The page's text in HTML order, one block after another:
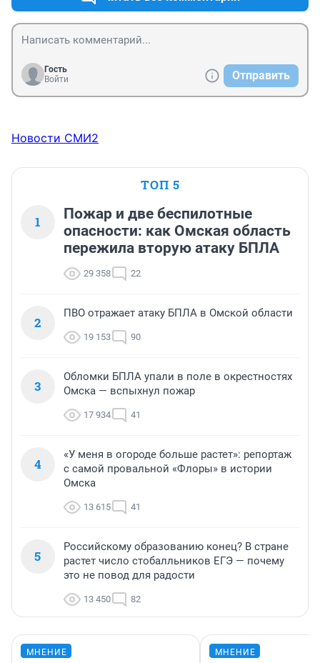
Гость
Войти
Отправить
Новости СМИ2
ТОП 5
1
Пожар и две беспилотные
опасности: как Омская область
пережила вторую атаку БПЛА
29 358 22
2
ПВО отражает атаку БПЛА в Омской области
19 153 90
3
Обломки БПЛА упали в поле в окрестностях
Омска — вспыхнул пожар
17 934 41
4
«У меня в огороде больше растет»: репортаж
с самой провальной «Флоры» в истории
Омска
13 615 41
5
Российскому образованию конец? В стране
растет число стобалльников ЕГЭ — почему
это не повод для радости
13 450 82
МНЕНИЕ МНЕНИЕ